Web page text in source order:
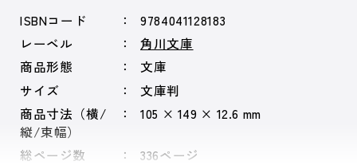
ISBNコード
9784041128183
レーベル
角川文庫
商品形態
文庫
サイズ
文庫判
商品寸法（横/
縦/束幅）
105 × 149 × 12.6 mm
総ページ数 336ページ